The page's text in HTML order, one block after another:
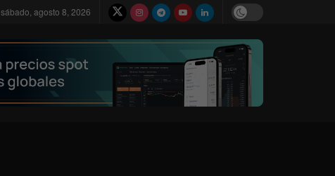
sábado, agosto 8, 2026